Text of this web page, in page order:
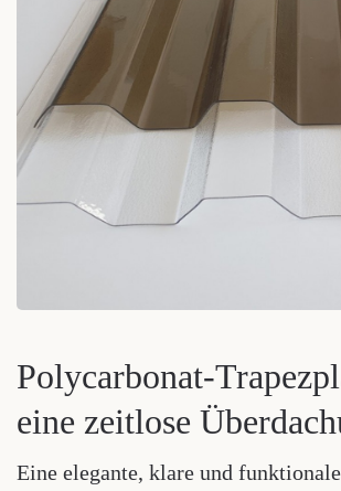
Polycarbonat-
eine zeitlose
Eine elegante, klare und